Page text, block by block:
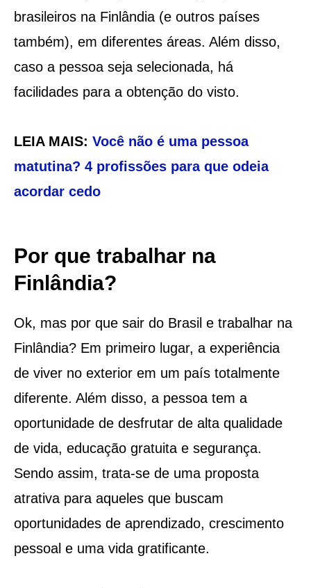
brasileiros na Finlândia (e outros países
também), em diferentes áreas. Além disso,
caso a pessoa seja selecionada, há
facilidades para a obtenção do visto.
LEIA MAIS: Você não é uma pessoa
matutina? 4 profissões para que odeia
acordar cedo
Por que trabalhar na
Finlândia?
Ok, mas por que sair do Brasil e trabalhar na
Finlândia? Em primeiro lugar, a experiência
de viver no exterior em um país totalmente
diferente. Além disso, a pessoa tem a
oportunidade de desfrutar de alta qualidade
de vida, educação gratuita e segurança.
Sendo assim, trata-se de uma proposta
atrativa para aqueles que buscam
oportunidades de aprendizado, crescimento
pessoal e uma vida gratificante.